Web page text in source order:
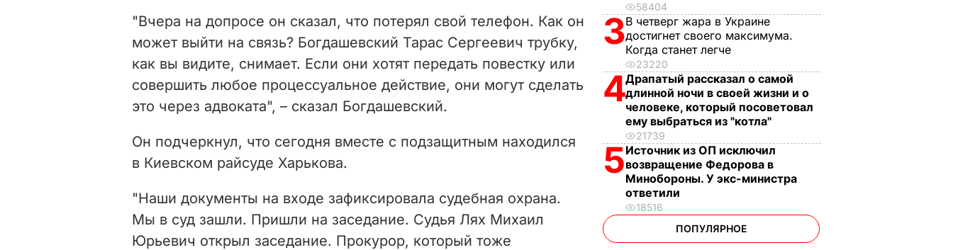
i
d
e
o
"Вчера на допросе он сказал, что потерял свой телефон. Как он
может выйти на связь? Богдашевский Тарас Сергеевич трубку,
как вы видите, снимает. Если они хотят передать повестку или
совершить любое процессуальное действие, они могут сделать
это через адвоката", – сказал Богдашевский.
Он подчеркнул, что сегодня вместе с подзащитным находился
в Киевском райсуде Харькова.
"Наши документы на входе зафиксировала судебная охрана.
Мы в суд зашли. Пришли на заседание. Судья Лях Михаил
Юрьевич открыл заседание. Прокурор, который тоже
58404
3В четверг жара в Украине
достигнет своего максимума.
Когда станет легче
23220
4Драпатый рассказал о самой
длинной ночи в своей жизни и о
человеке, который посоветовал
ему выбраться из "котла"
21739
5Источник из ОП исключил
возвращение Федорова в
Минобороны. У экс-министра
ответили
18516
ПОПУЛЯРНОЕ